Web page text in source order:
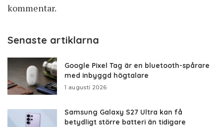
kommentar.
Senaste artiklarna
Google Pixel Tag är en bluetooth-spårare
med inbyggd högtalare
1 augusti 2026
Samsung Galaxy S27 Ultra kan få
betydligt större batteri än tidigare